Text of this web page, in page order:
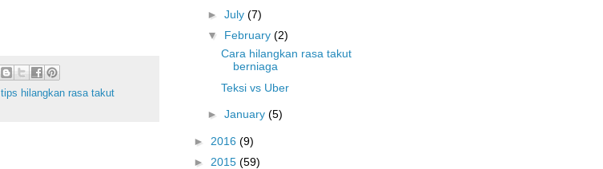
tips hilangkan rasa takut
► July (7)
▼ February (2)
Cara hilangkan rasa takut
berniaga
Teksi vs Uber
► January (5)
► 2016 (9)
► 2015 (59)